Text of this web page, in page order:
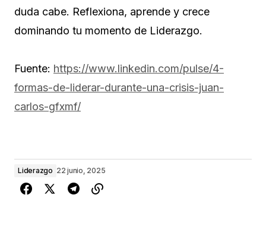
duda cabe. Reflexiona, aprende y crece
dominando tu momento de Liderazgo.
Fuente: https://www.linkedin.com/pulse/4-
formas-de-liderar-durante-una-crisis-juan-
carlos-gfxmf/
Liderazgo 22 junio, 2025